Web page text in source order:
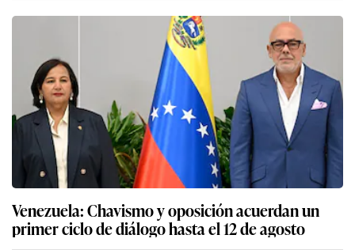
Venezuela: Chavismo y oposición acuerdan un
primer ciclo de diálogo hasta el 12 de agosto